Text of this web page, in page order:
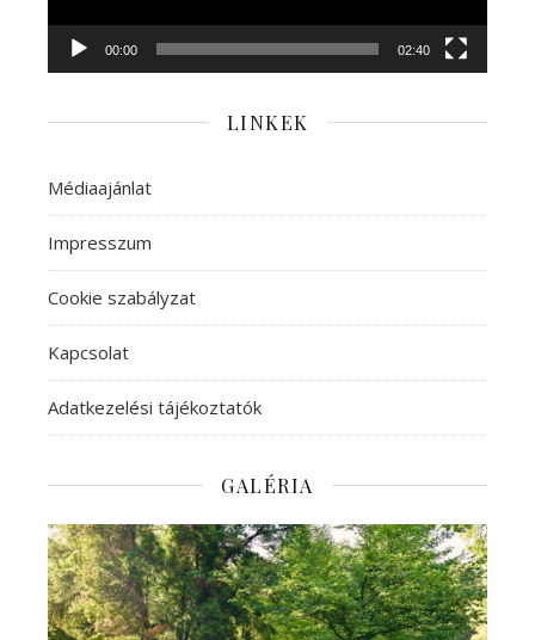
00:00 02:40
LINKEK
Médiaajánlat
Impresszum
Cookie szabályzat
Kapcsolat
Adatkezelési tájékoztatók
GALÉRIA